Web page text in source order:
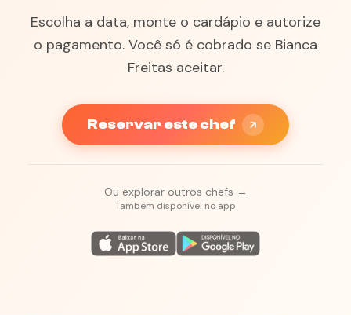
Escolha a data, monte o cardápio e autorize
o pagamento. Você só é cobrado se Bianca
Freitas aceitar.
Reservar este chef
Ou explorar outros chefs →
Também disponível no app